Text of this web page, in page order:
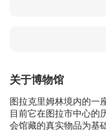
关于博物馆
图拉克里姆林境内的一
目前它在图拉市中心的
会馆藏的真实物品为基